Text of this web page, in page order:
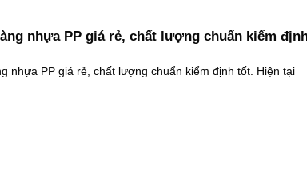
nhựa PP giá rẻ, chất lượng chuẩn kiểm
nhựa PP giá rẻ, chất lượng chuẩn kiểm định tốt. Hiện tại